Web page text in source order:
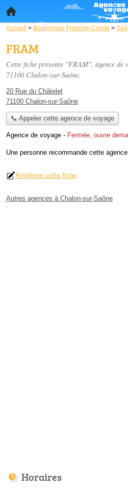
Accueil > Bourgogne-Franche-Comté >
FRAM
Cette fiche présente "FRAM", agence de
71100 Chalon-sur-Saône.
20 Rue du Châtelet
71100 Chalon-sur-Saône
📞 Appeler cette agence de voyage
Agence de voyage - Fermée, ouvre
Une personne recommande cette
Améliorer cette fiche
Autres agences à Chalon-sur-Saône
Horaires